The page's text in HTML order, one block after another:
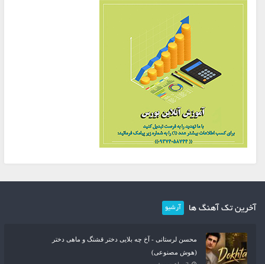
آخرین تک آهنگ ها آرشیو
محسن لرستانی - آخ چه بلایی دختر قشنگ و ماهی دختر
(هوش مصنوعی)